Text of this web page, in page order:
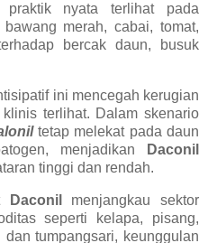
nyata terlihat pada
merah, cabai, tomat,
bercak daun, busuk
ini mencegah kerugian
terlihat. Dalam skenario
tetap melekat pada daun
menjadikan
Daconil
tinggi dan rendah.
Daconil
menjangkau sektor
seperti kelapa, pisang,
tumpangsari, keunggulan